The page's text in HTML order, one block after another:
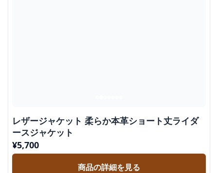
レザージャケット 柔らか本革ショート丈ライダ
ースジャケット
¥5,700
商品の詳細を見る